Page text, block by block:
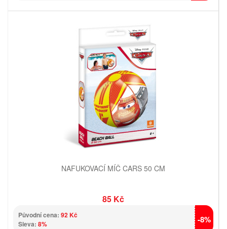
NAFUKOVACÍ MÍČ CARS 50 CM
85 Kč
Původní cena: 92 Kč
Sleva: 8% -8%